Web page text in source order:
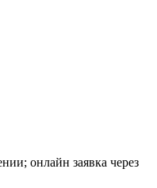
онлайн заявка через